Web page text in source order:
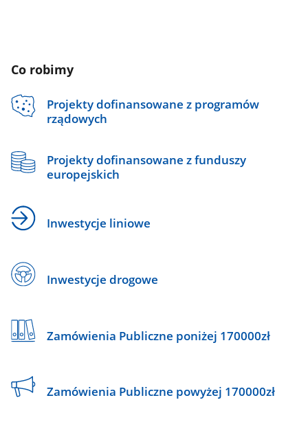
Co robimy
Projekty dofinansowane z programów
rządowych
Projekty dofinansowane z funduszy
europejskich
Inwestycje liniowe
Inwestycje drogowe
Zamówienia Publiczne poniżej 170000zł
Zamówienia Publiczne powyżej 170000zł